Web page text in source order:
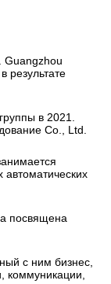
Guangzhou
результате
в 2021.
Co., Ltd.
автоматических
посвящена
с ним бизнес,
коммуникации,